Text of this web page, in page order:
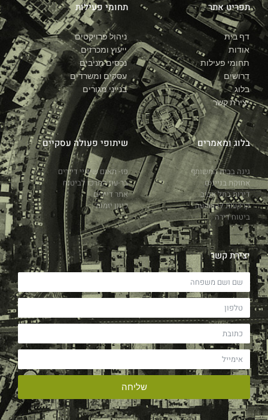
תפריט אתר
דף בית
אודות
תחומי פעילות
דרושים
בלוג
יצירת קשר
תחומי פעילות
ניהול פרויקטים
ייעוץ ומכרזים
נכסים מניבים
עסקים ומשרדים
בנייני מגורים
בלוג ומאמרים
גינה בבית המשותף
אחזקת בניינים
דירות בתל אביב
קרקעות להשקעה
ביטוח דירה
שיתופי פעולה עסקיים
פז- תאום שינויי דיירים
בר-עוז המרכז לביטוח
אתר דיירים
כיוון יזמות
יצירת קשר
שליחה